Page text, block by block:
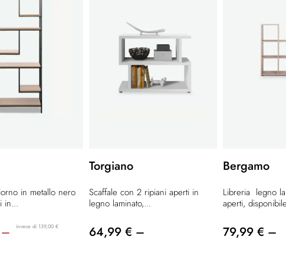
in metallo nero
in...
invece di 139,00 €
Torgiano
Scaffale con 2 ripiani aperti in
legno laminato,...
64,99 € –
Bergamo
Libreria legno
aperti,
79,99 € –